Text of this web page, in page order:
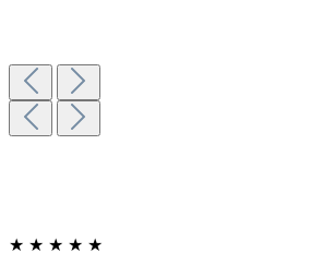
★ ★ ★ ★ ★